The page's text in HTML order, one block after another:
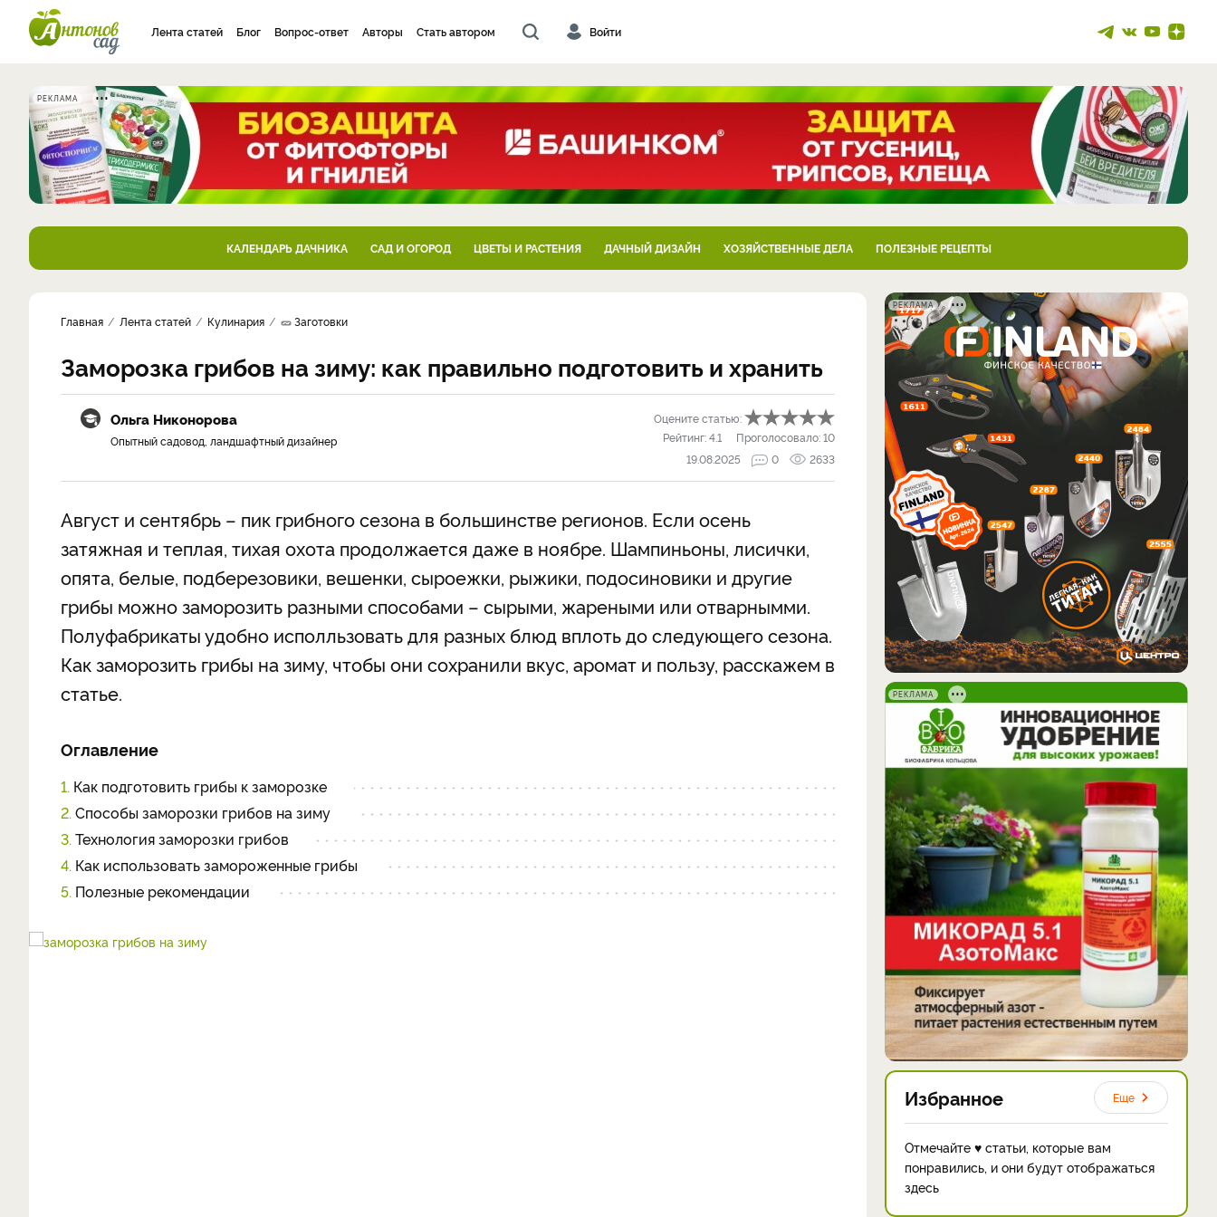
Лента статей Блог Вопрос-ответ Авторы Стать автором Войти
РЕКЛАМА
КАЛЕНДАРЬ ДАЧНИКА САД И ОГОРОД ЦВЕТЫ И РАСТЕНИЯ ДАЧНЫЙ ДИЗАЙН ХОЗЯЙСТВЕННЫЕ ДЕЛА ПОЛЕЗНЫЕ РЕЦЕПТЫ
Главная Лента статей Кулинария 🥒 Заготовки
Заморозка грибов на зиму: как правильно подготовить и хранить
Ольга Никонорова
Опытный садовод, ландшафтный дизайнер
Оцените статью:
Рейтинг:4.1 Проголосовало:10
19.08.2025
0 2633
Август и сентябрь – пик грибного сезона в большинстве регионов. Если осень
затяжная и теплая, тихая охота продолжается даже в ноябре. Шампиньоны, лисички,
опята, белые, подберезовики, вешенки, сыроежки, рыжики, подосиновики и другие
грибы можно заморозить разными способами – сырыми, жареными или отварнымми.
Полуфабрикаты удобно исполльзовать для разных блюд вплоть до следующего сезона.
Как заморозить грибы на зиму, чтобы они сохранили вкус, аромат и пользу, расскажем в
статье.
Оглавление
1. Как подготовить грибы к заморозке
2. Способы заморозки грибов на зиму
3. Технология заморозки грибов
4. Как использовать замороженные грибы
5. Полезные рекомендации
РЕКЛАМА
РЕКЛАМА
Избранное Еще
Отмечайте ♥ статьи, которые вам
понравились, и они будут отображаться
здесь